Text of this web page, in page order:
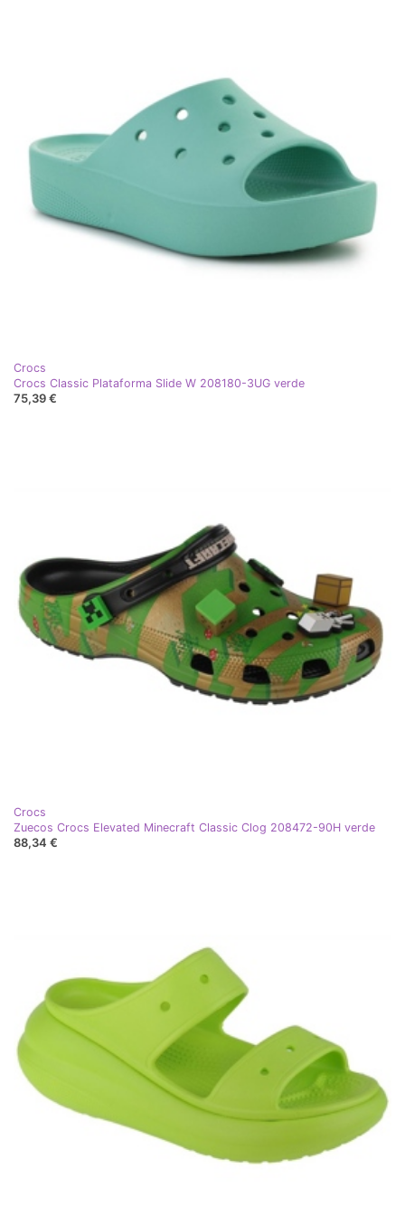
Crocs
Crocs Classic Plataforma Slide W 208180-3UG verde
75,39 €
Crocs
Zuecos Crocs Elevated Minecraft Classic Clog 208472-90H verde
88,34 €